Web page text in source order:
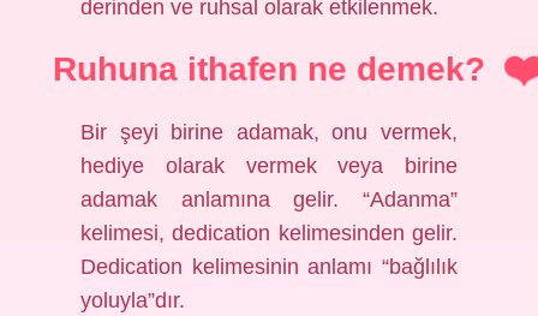
derinden ve ruhsal olarak etkilenmek.
Ruhuna ithafen ne demek?
Bir şeyi birine adamak, onu vermek,
hediye olarak vermek veya birine
adamak anlamına gelir. “Adanma”
kelimesi, dedication kelimesinden gelir.
Dedication kelimesinin anlamı “bağlılık
yoluyla”dır.